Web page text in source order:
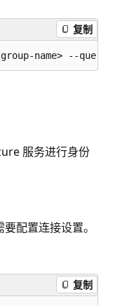
复制
服务进行身份
配置连接设置。
复制